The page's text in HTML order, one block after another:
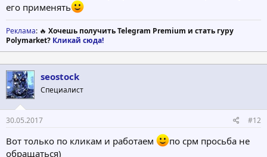
его применять
Реклама: 🔥 Хочешь получить Telegram Premium и стать гуру
Polymarket? Кликай сюда!
seostock
Специалист
30.05.2017 #12
Вот только по кликам и работаем
по срм просьба не
обращаться)